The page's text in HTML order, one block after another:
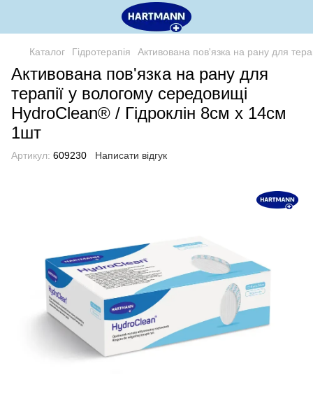
Каталог Гідротерапія Активована пов'язка на рану для
Активована пов'язка на рану для
терапії у вологому середовищі
HydroClean® / Гідроклін 8см х 14см
1шт
Артикул: 609230 Написати відгук